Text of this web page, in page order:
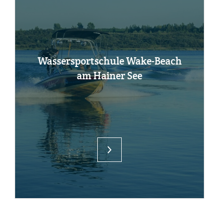
Was­ser­sport­schu­le Wake-Beach
am Hai­ner See